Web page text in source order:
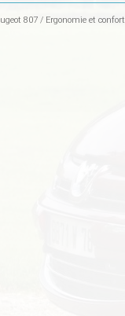
807 / Ergonomie et confort